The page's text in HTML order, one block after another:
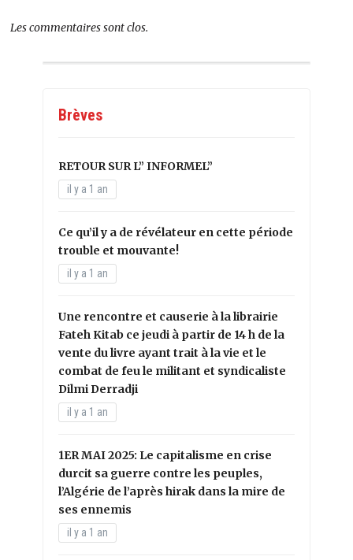
Les commentaires sont clos.
Brèves
RETOUR SUR L” INFORMEL”
il y a 1 an
Ce qu’il y a de révélateur en cette période
trouble et mouvante!
il y a 1 an
Une rencontre et causerie à la librairie
Fateh Kitab ce jeudi à partir de 14 h de la
vente du livre ayant trait à la vie et le
combat de feu le militant et syndicaliste
Dilmi Derradji
il y a 1 an
1ER MAI 2025: Le capitalisme en crise
durcit sa guerre contre les peuples,
l’Algérie de l’après hirak dans la mire de
ses ennemis
il y a 1 an